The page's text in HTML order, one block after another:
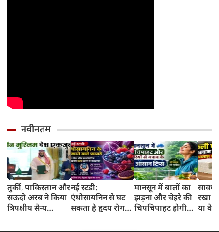
नवीनतम
तुर्की, पाकिस्तान और
सऊदी अरब ने किया
त्रिपक्षीय सैन्य
नई स्टडी:
एंथोसायनिन से घट
सकता है हृदय रोग
मानसून में बालों का
झड़ना और चेहरे की
चिपचिपाहट होगी
रखा
या